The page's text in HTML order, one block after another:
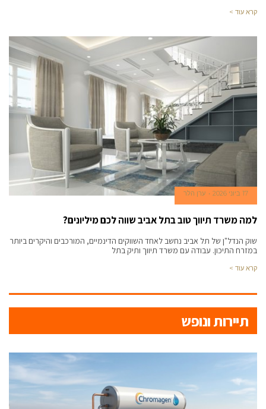
קרא עוד >
17 ביוני 2026 ערן הלר
למה משרד תיווך טוב בתל אביב שווה לכם מיליונים?
שוק הנדל"ן של תל אביב נחשב לאחד השווקים הדינמיים, המורכבים והיקרים ביותר
במזרח התיכון. עבודה עם משרד תיווך ותיק בתל
קרא עוד >
a
geneva
stamp
was
eligible
through
תיירות ונופש